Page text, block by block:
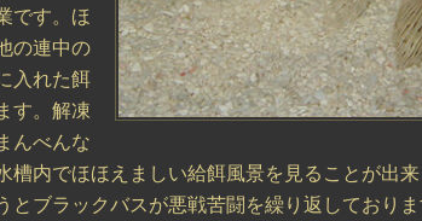
です。ほ
の連中の
入れた餌
す。解凍
んべんな
槽内でほほえましい給餌風景を見ることが出
ブラックバスが悪戦苦闘を繰り返しており